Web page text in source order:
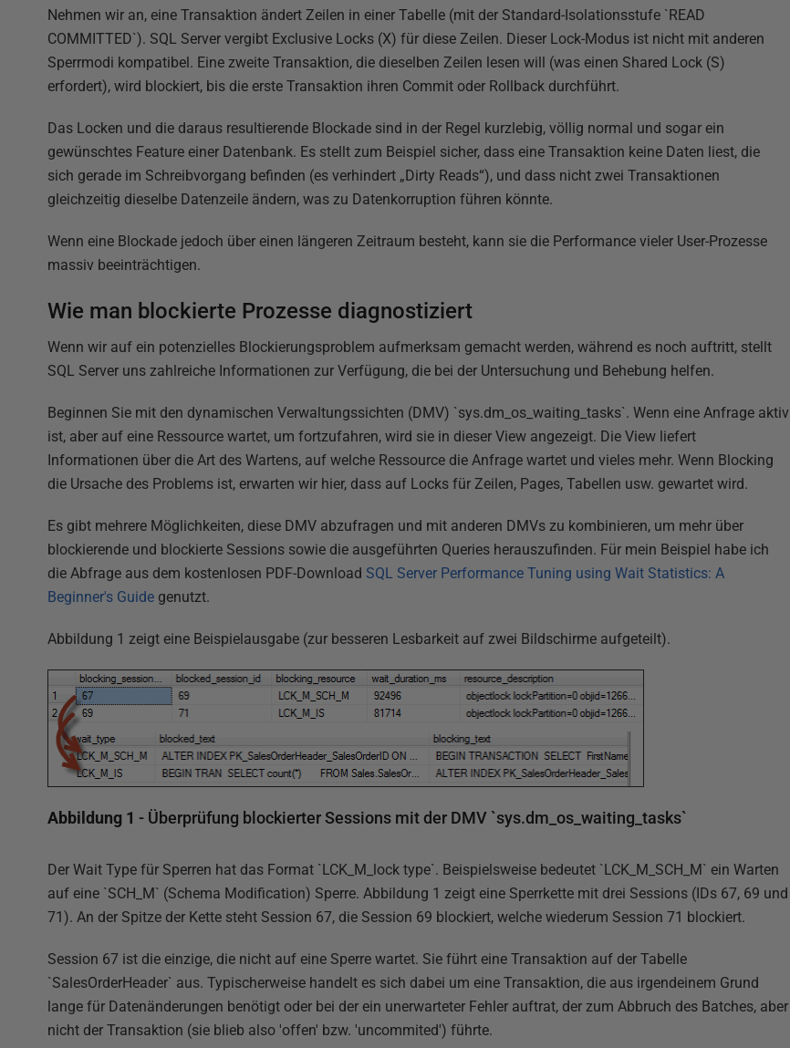
Nehmen wir an, eine Transaktion ändert Zeilen in einer Tabelle (mit der Standard-Isolationsstufe `READ
COMMITTED`). SQL Server vergibt Exclusive Locks (X) für diese Zeilen. Dieser Lock-Modus ist nicht mit anderen
Sperrmodi kompatibel. Eine zweite Transaktion, die dieselben Zeilen lesen will (was einen Shared Lock (S)
erfordert), wird blockiert, bis die erste Transaktion ihren Commit oder Rollback durchführt.
Das Locken und die daraus resultierende Blockade sind in der Regel kurzlebig, völlig normal und sogar ein
gewünschtes Feature einer Datenbank. Es stellt zum Beispiel sicher, dass eine Transaktion keine Daten liest, die
sich gerade im Schreibvorgang befinden (es verhindert „Dirty Reads“), und dass nicht zwei Transaktionen
gleichzeitig dieselbe Datenzeile ändern, was zu Datenkorruption führen könnte.
Wenn eine Blockade jedoch über einen längeren Zeitraum besteht, kann sie die Performance vieler User-Prozesse
massiv beeinträchtigen.
Wie man blockierte Prozesse diagnostiziert
Wenn wir auf ein potenzielles Blockierungsproblem aufmerksam gemacht werden, während es noch auftritt, stellt
SQL Server uns zahlreiche Informationen zur Verfügung, die bei der Untersuchung und Behebung helfen.
Beginnen Sie mit den dynamischen Verwaltungssichten (DMV) `sys.dm_os_waiting_tasks`. Wenn eine Anfrage aktiv
ist, aber auf eine Ressource wartet, um fortzufahren, wird sie in dieser View angezeigt. Die View liefert
Informationen über die Art des Wartens, auf welche Ressource die Anfrage wartet und vieles mehr. Wenn Blocking
die Ursache des Problems ist, erwarten wir hier, dass auf Locks für Zeilen, Pages, Tabellen usw. gewartet wird.
Es gibt mehrere Möglichkeiten, diese DMV abzufragen und mit anderen DMVs zu kombinieren, um mehr über
blockierende und blockierte Sessions sowie die ausgeführten Queries herauszufinden. Für mein Beispiel habe ich
die Abfrage aus dem kostenlosen PDF-Download SQL Server Performance Tuning using Wait Statistics: A
Beginner's Guide genutzt.
Abbildung 1 zeigt eine Beispielausgabe (zur besseren Lesbarkeit auf zwei Bildschirme aufgeteilt).
Abbildung 1 - Überprüfung blockierter Sessions mit der DMV `sys.dm_os_waiting_tasks`
Der Wait Type für Sperren hat das Format `LCK_M_lock type`. Beispielsweise bedeutet `LCK_M_SCH_M` ein Warten
auf eine `SCH_M` (Schema Modification) Sperre. Abbildung 1 zeigt eine Sperrkette mit drei Sessions (IDs 67, 69 und
71). An der Spitze der Kette steht Session 67, die Session 69 blockiert, welche wiederum Session 71 blockiert.
Session 67 ist die einzige, die nicht auf eine Sperre wartet. Sie führt eine Transaktion auf der Tabelle
`SalesOrderHeader` aus. Typischerweise handelt es sich dabei um eine Transaktion, die aus irgendeinem Grund
lange für Datenänderungen benötigt oder bei der ein unerwarteter Fehler auftrat, der zum Abbruch des Batches, aber
nicht der Transaktion (sie blieb also 'offen' bzw. 'uncommited') führte.